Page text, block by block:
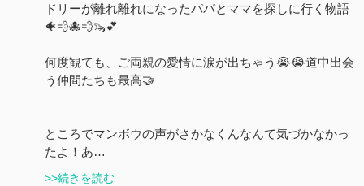
ドリーが離れ離れになったパパとママを探しに行く物語
🐠💨🐙💨🦦💕
何度観ても、ご両親の愛情に涙が出ちゃう😭😭道中出会
う仲間たちも最高🤝
ところでマンボウの声がさかなくんなんて気づかなかっ
たよ！あ…
>>続きを読む